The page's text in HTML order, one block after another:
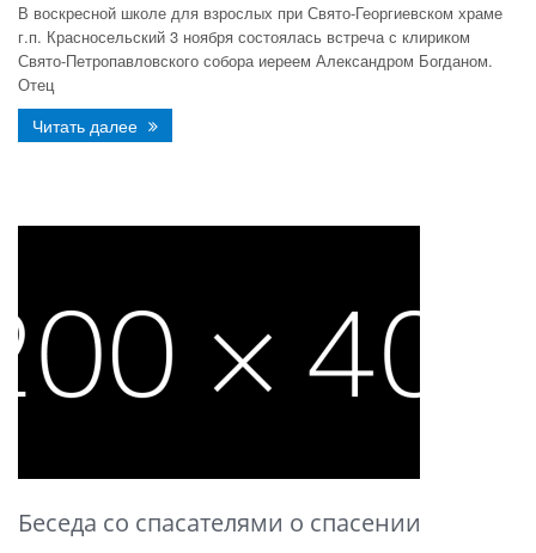
В воскресной школе для взрослых при Свято-Георгиевском храме
г.п. Красносельский 3 ноября состоялась встреча с клириком
Свято-Петропавловского собора иереем Александром Богданом.
Отец
Читать далее
Беседа со спасателями о спасении